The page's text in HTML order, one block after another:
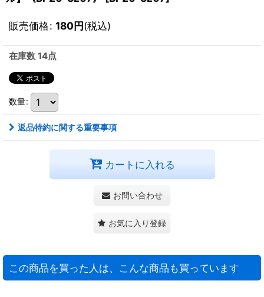
販売価格: 180円(税込)
在庫数 14点
数量:
返品特約に関する重要事項
カートに入れる
お問い合わせ
お気に入り登録
この商品を買った人は、こんな商品も買っています